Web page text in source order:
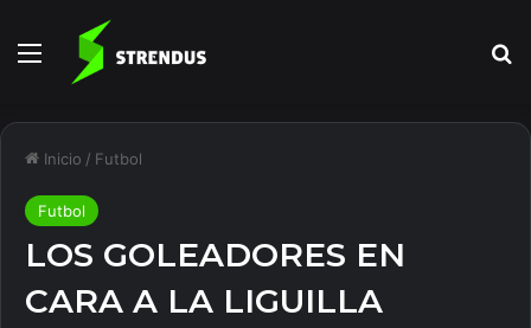
Menú
Inicio / Futbol
Futbol
LOS GOLEADORES EN
CARA A LA LIGUILLA